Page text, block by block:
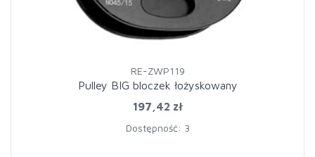
RE-ZWP119
Pulley BIG bloczek łożyskowany
197,42 zł
Dostępność: 3